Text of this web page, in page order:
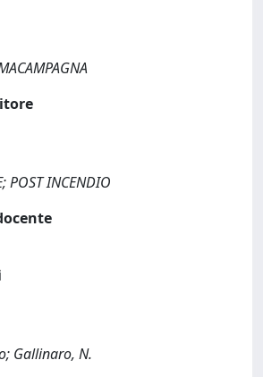
POST INCENDIO
Gallinaro, N.